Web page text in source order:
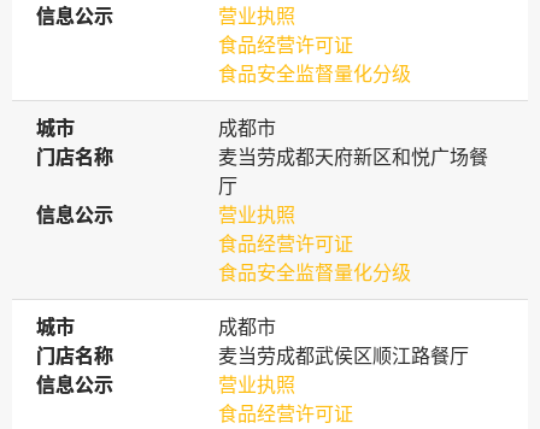
信息公示
信息公示
营业执照
食品经营许可证
食品安全监督量化分级
城市
城市
成都市
门店名称
门店名称
麦当劳成都天府新区和悦广场餐
厅
信息公示
信息公示
营业执照
食品经营许可证
食品安全监督量化分级
城市
城市
成都市
门店名称
门店名称
麦当劳成都武侯区顺江路餐厅
信息公示
信息公示
营业执照
食品经营许可证